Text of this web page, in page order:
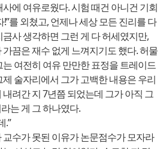
에 여유로웠다. 시험 때건 아니건 기회
를 외쳤고, 언제나 세상 모든 진리를 다
사 생각하면 그런 게 다 허세였지만,
끔은 재수 없게 느껴지기도 했다. 허물
여전히 여유 만만한 표정을 트레이드
술자리에서 그가 고백한 내용은 우리
려간 지 7년쯤 되었는데 그가 아직 그
는 게 그 하나였다.
.”
수가 못된 이유가 논문점수가 모자라